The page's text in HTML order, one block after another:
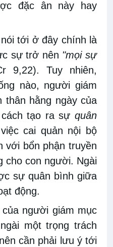
đặc ân này hay
tới ở đây chính là
sự trở nên "mọi sự
9,22). Tuy nhiên,
nào, người giám
thân hằng ngày của
tạo ra sự quân
cai quản nội bộ
với bổn phận truyền
cho con người. Ngài
sự quân bình giữa
động.
người giám mục
một trọng trách
cần phải lưu ý tới